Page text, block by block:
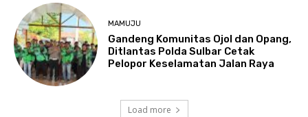
MAMUJU
Gandeng Komunitas Ojol dan Opang,
Ditlantas Polda Sulbar Cetak
Pelopor Keselamatan Jalan Raya
Load more